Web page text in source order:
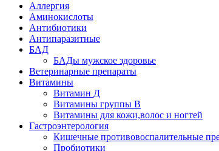
Аллергия
Аминокислоты
Антибиотики
Антипаразитные
БАД
БАДы мужское здоровье
Ветеринарные препараты
Витамины
Витамин Д
Витамины группы В
Витамины для кожи,волос и ногтей
Гастроэнтерология
Кишечные противовоспалительные
Пробиотики